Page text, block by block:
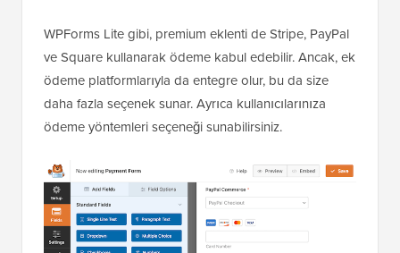
WPForms Lite gibi, premium eklenti de Stripe, PayPal
ve Square kullanarak ödeme kabul edebilir. Ancak, ek
ödeme platformlarıyla da entegre olur, bu da size
daha fazla seçenek sunar. Ayrıca kullanıcılarınıza
ödeme yöntemleri seçeneği sunabilirsiniz.